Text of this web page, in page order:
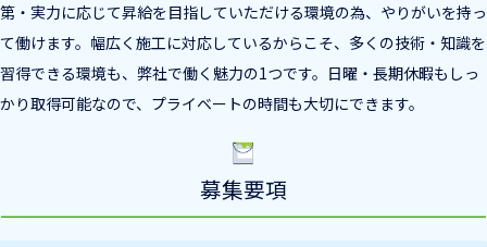
第・実力に応じて昇給を目指していただける環境の為、やりがいを持っ
て働けます。幅広く施工に対応しているからこそ、多くの技術・知識を
習得できる環境も、弊社で働く魅力の1つです。日曜・長期休暇もしっ
かり取得可能なので、プライベートの時間も大切にできます。
募集要項